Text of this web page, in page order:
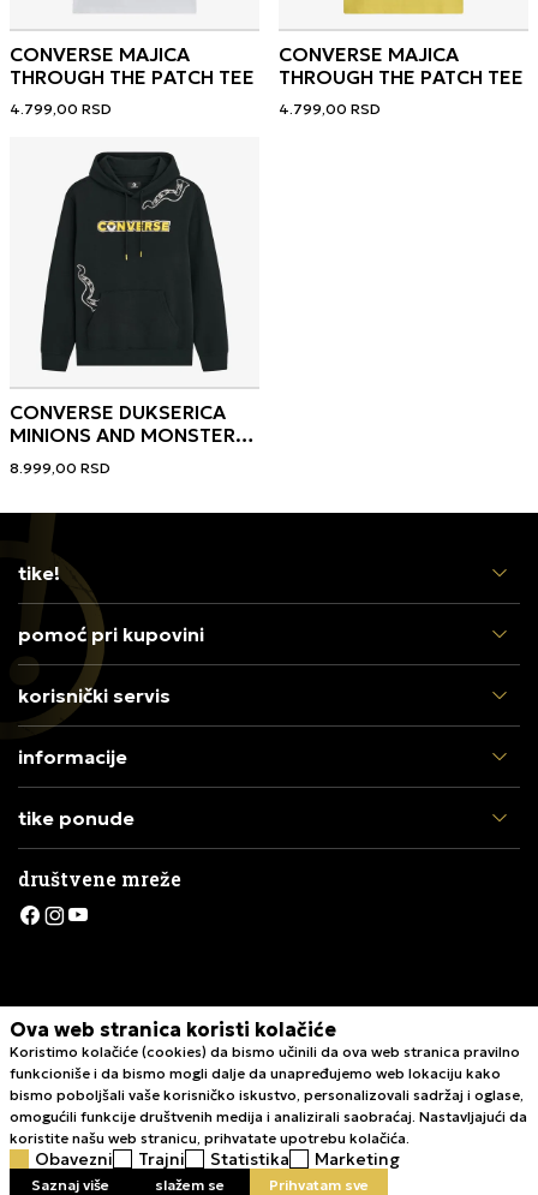
CONVERSE MAJICA
THROUGH THE PATCH TEE
4.799,00 RSD
CONVERSE MAJICA
THROUGH THE PATCH TEE
4.799,00 RSD
CONVERSE DUKSERICA
MINIONS AND MONSTERS
HOODIE
8.999,00 RSD
tike!
pomoć pri kupovini
korisnički servis
informacije
tike ponude
društvene mreže
Nastojimo da budemo što precizniji u opisu proizvoda, prikazu slika i
samih cena, ali ne možemo garantovati da su sve informacije kompletne i
bez grešaka. Svi artikli prikazani na sajtu su deo naše ponude i ne
Ova web stranica koristi kolačiće
Koristimo kolačiće (cookies) da bismo učinili da ova web stranica pravilno
funkcioniše i da bismo mogli dalje da unapređujemo web lokaciju kako
bismo poboljšali vaše korisničko iskustvo, personalizovali sadržaj i oglase,
omogućili funkcije društvenih medija i analizirali saobraćaj. Nastavljajući da
koristite našu web stranicu, prihvatate upotrebu kolačića.
Obavezni Trajni Statistika Marketing
Saznaj više slažem se Prihvatam sve